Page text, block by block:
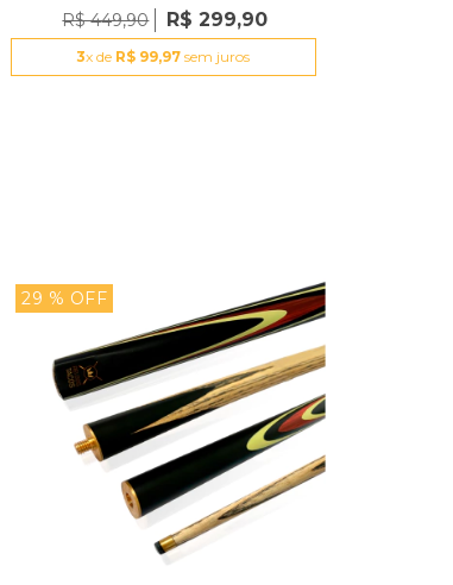
R$ 449,90 R$ 299,90
3x de R$ 99,97 sem juros
29 % OFF